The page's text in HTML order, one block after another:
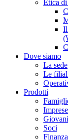
Etica
Il
Dove siamo
La sede
Le
Prodotti
Imprese
Giovani
Soci
Finanza